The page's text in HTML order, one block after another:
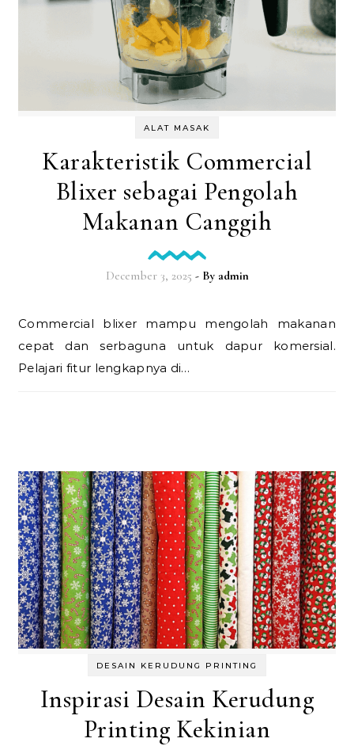
ALAT MASAK
Karakteristik Commercial
Blixer sebagai Pengolah
Makanan Canggih
December 3, 2025 - By admin
Commercial blixer mampu mengolah makanan
cepat dan serbaguna untuk dapur komersial.
Pelajari fitur lengkapnya di…
DESAIN KERUDUNG PRINTING
Inspirasi Desain Kerudung
Printing Kekinian